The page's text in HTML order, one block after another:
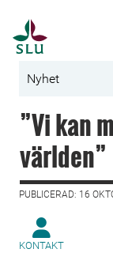
Nyhet
”Vi kan
världen”
PUBLICERAD: 16
KONTAKT